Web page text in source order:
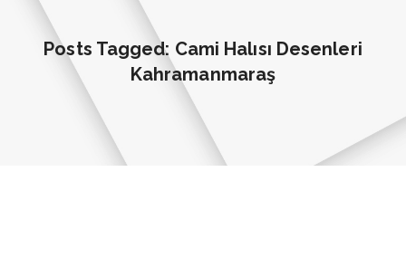
Posts Tagged: Cami Halısı Desenleri
Kahramanmaraş